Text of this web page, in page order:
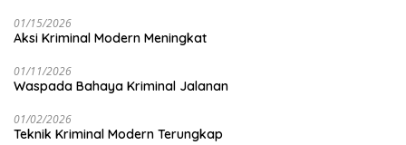
01/15/2026
Aksi Kriminal Modern Meningkat
01/11/2026
Waspada Bahaya Kriminal Jalanan
01/02/2026
Teknik Kriminal Modern Terungkap